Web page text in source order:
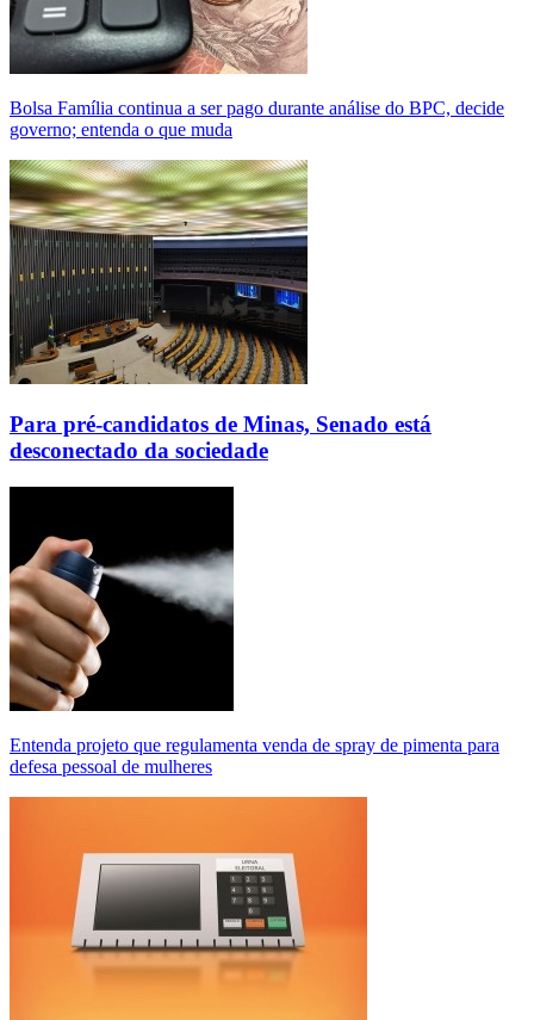
Bolsa Família continua a ser pago durante análise do BPC, decide
governo; entenda o que muda
Para pré-candidatos de Minas, Senado está
desconectado da sociedade
Entenda projeto que regulamenta venda de spray de pimenta para
defesa pessoal de mulheres